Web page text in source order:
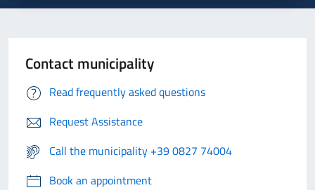
Contact municipality
Read frequently asked questions
Request Assistance
Call the municipality +39 0827 74004
Book an appointment